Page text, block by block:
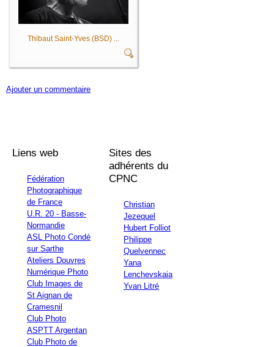
Thibaut Saint-Yves (BSD) ...
Ajouter un commentaire
Liens web
Fédération
Photographique
de France
U.R. 20 - Basse-
Normandie
ASL Photo Condé
sur Sarthe
Ateliers Douvres
Numérique Photo
Club Images de
St Aignan de
Cramesnil
Club Photo
ASPTT Argentan
Club Photo de
Sites des
adhérents du
CPNC
Christian
Jezequel
Hubert Folliot
Philippe
Quelvennec
Yana
Lenchevskaia
Yvan Litré